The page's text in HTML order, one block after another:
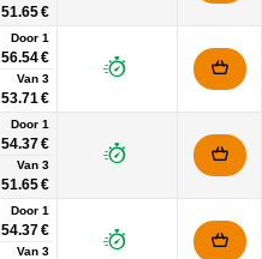
51.65 €
Door 1
56.54 €
Van 3
53.71 €
Door 1
54.37 €
Van 3
51.65 €
Door 1
54.37 €
Van 3